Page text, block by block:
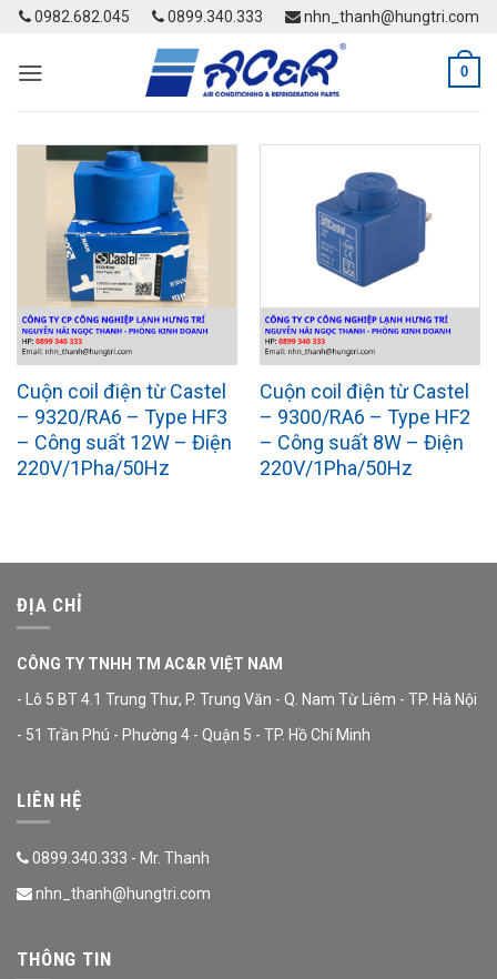
Skip
content
0982.682.045 0899.340.333 nhn_thanh@hungtri.com
0
Cuộn coil điện từ Castel
– 9320/RA6 – Type HF3
– Công suất 12W – Điện
220V/1Pha/50Hz
Cuộn coil điện từ Castel
– 9300/RA6 – Type HF2
– Công suất 8W – Điện
220V/1Pha/50Hz
ĐỊA CHỈ
CÔNG TY TNHH TM AC&R VIỆT NAM
- Lô 5 BT 4.1 Trung Thư, P. Trung Văn - Q. Nam Từ Liêm - TP. Hà Nội
- 51 Trần Phú - Phường 4 - Quận 5 - TP. Hồ Chí Minh
LIÊN HỆ
0899.340.333 - Mr. Thanh
nhn_thanh@hungtri.com
THÔNG TIN